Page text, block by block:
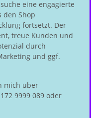
eine engagierte
den Shop
fortsetzt. Der
treue Kunden und
durch
und ggf.
mich über
9999 089 oder